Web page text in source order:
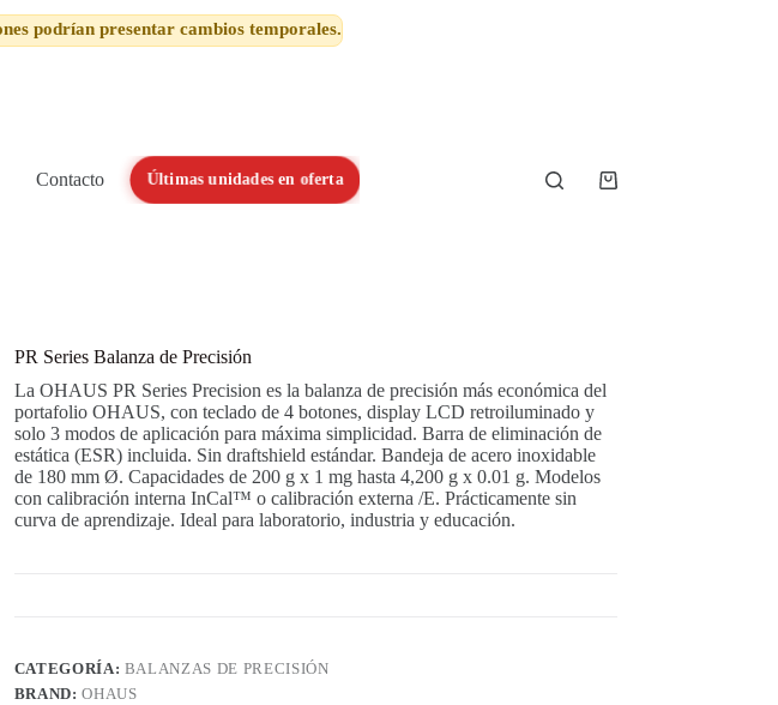
podrían presentar cambios temporales.
Contacto Últimas unidades en oferta
Shopping
PR Series Balanza de Precisión
La OHAUS PR Series Precision es la balanza de precisión más económica del
portafolio OHAUS, con teclado de 4 botones, display LCD retroiluminado y
solo 3 modos de aplicación para máxima simplicidad. Barra de eliminación de
estática (ESR) incluida. Sin draftshield estándar. Bandeja de acero inoxidable
de 180 mm Ø. Capacidades de 200 g x 1 mg hasta 4,200 g x 0.01 g. Modelos
con calibración interna InCal™ o calibración externa /E. Prácticamente sin
curva de aprendizaje. Ideal para laboratorio, industria y educación.
CATEGORÍA: BALANZAS DE PRECISIÓN
BRAND:OHAUS